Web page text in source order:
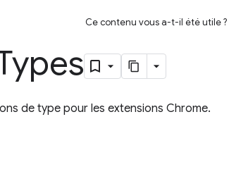
Ce contenu vous a-t-il été utile ?
de type pour les extensions Chrome.